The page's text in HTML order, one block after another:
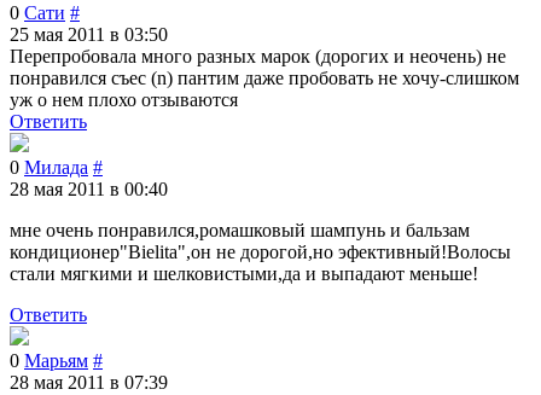
0 Сати #
25 мая 2011 в 03:50
Перепробовала много разных марок (дорогих и неочень) не
понравился съес (n) пантим даже пробовать не хочу-слишком
уж о нем плохо отзываются
Ответить
0 Милада #
28 мая 2011 в 00:40
мне очень понравился,ромашковый шампунь и бальзам
кондиционер"Bielita",он не дорогой,но эфективный!Волосы
стали мягкими и шелковистыми,да и выпадают меньше!
Ответить
0 Марьям #
28 мая 2011 в 07:39